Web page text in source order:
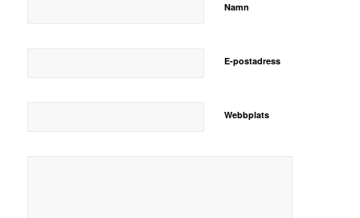
Namn
E-postadress
Webbplats